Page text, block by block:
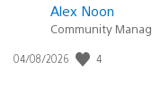
Alex Noon
Community
Date
04/08/2026 4